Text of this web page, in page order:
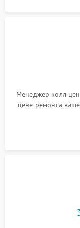
Менеджер колл
цене ремонта